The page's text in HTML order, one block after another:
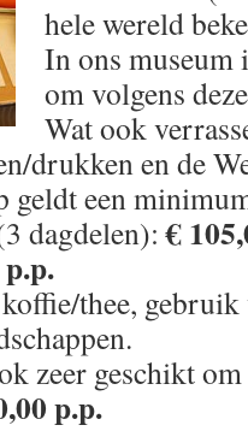
hele wereld
In ons museum
om volgens
Wat ook
drukken en de
geldt een
dagdelen):€
thee, gebruik
zeer geschikt
p.p.